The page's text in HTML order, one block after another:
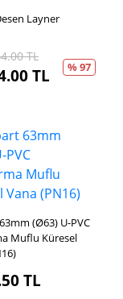
Layner
TL
TL % 97
(Ø63) U-PVC
Muflu Küresel
TL